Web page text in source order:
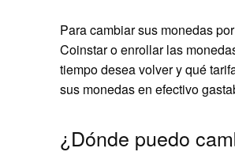
Para cambiar sus monedas
Coinstar o enrollar las
tiempo desea volver y qué
sus monedas en efectivo
¿Dónde puedo